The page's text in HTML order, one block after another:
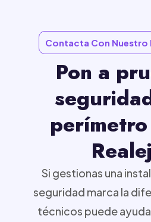
Contacta Con Nuestro
Pon a
Si gestionas una
seguridad marca la
técnicos puede